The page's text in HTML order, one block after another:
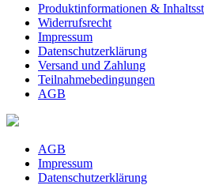
Produktinformationen &
Widerrufsrecht
Impressum
Datenschutzerklärung
Versand und Zahlung
Teilnahmebedingungen
AGB
AGB
Impressum
Datenschutzerklärung